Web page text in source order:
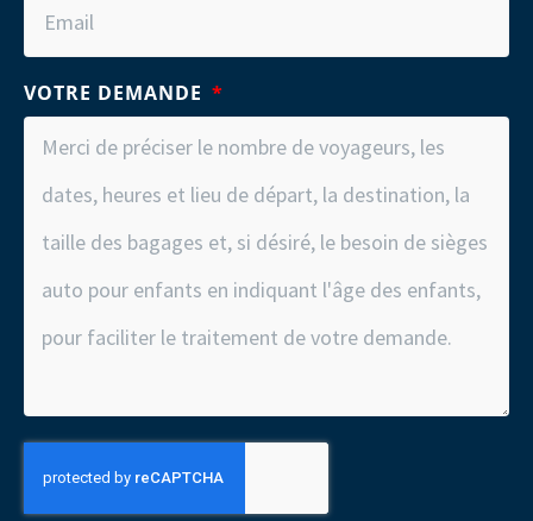
VOTRE DEMANDE